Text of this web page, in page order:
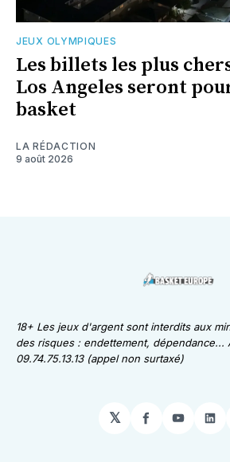
JEUX OLYMPIQUES
Les billets les plus
Los Angeles seront
basket
LA RÉDACTION
9 août 2026
18+ Les jeux d'argent sont interdits aux
des risques : endettement, dépendance...
09.74.75.13.13 (appel non surtaxé)
𝕏 Facebook